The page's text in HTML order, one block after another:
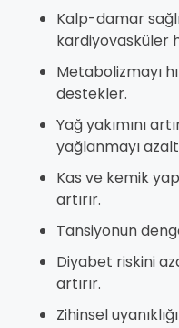
Kalp-damar
kardiyovasküler
Metabolizmayı
destekler.
Yağ yakımını
yağlanmayı
Kas ve kemik
artırır.
Tansiyonun
Diyabet riskini
artırır.
Zihinsel